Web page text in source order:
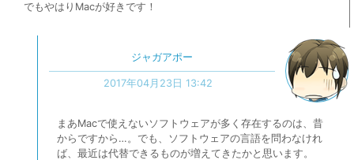
でもやはりMacが好きです！
ジャガアポー
2017年04月23日 13:42
まあMacで使えないソフトウェアが多く存在するのは、昔
からですから…。でも、ソフトウェアの言語を問わなけれ
ば、最近は代替できるものが増えてきたかと思います。